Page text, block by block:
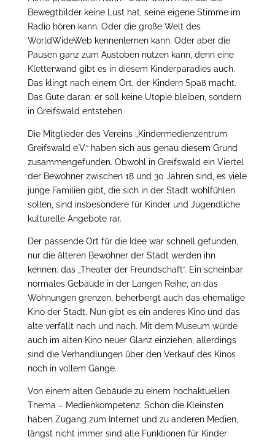
Bewegtbilder keine Lust hat, seine eigene Stimme im
Radio hören kann. Oder die große Welt des
WorldWideWeb kennenlernen kann. Oder aber die
Pausen ganz zum Austoben nutzen kann, denn eine
Kletterwand gibt es in diesem Kinderparadies auch.
Das klingt nach einem Ort, der Kindern Spaß macht.
Das Gute daran: er soll keine Utopie bleiben, sondern
in Greifswald entstehen.
Die Mitglieder des Vereins „Kindermedienzentrum
Greifswald e.V.“ haben sich aus genau diesem Grund
zusammengefunden. Obwohl in Greifswald ein Viertel
der Bewohner zwischen 18 und 30 Jahren sind, es viele
junge Familien gibt, die sich in der Stadt wohlfühlen
sollen, sind insbesondere für Kinder und Jugendliche
kulturelle Angebote rar.
Der passende Ort für die Idee war schnell gefunden,
nur die älteren Bewohner der Stadt werden ihn
kennen: das „Theater der Freundschaft“. Ein scheinbar
normales Gebäude in der Langen Reihe, an das
Wohnungen grenzen, beherbergt auch das ehemalige
Kino der Stadt. Nun gibt es ein anderes Kino und das
alte verfällt nach und nach. Mit dem Museum würde
auch im alten Kino neuer Glanz einziehen, allerdings
sind die Verhandlungen über den Verkauf des Kinos
noch in vollem Gange.
Von einem alten Gebäude zu einem hochaktuellen
Thema – Medienkompetenz. Schon die Kleinsten
haben Zugang zum Internet und zu anderen Medien,
längst nicht immer sind alle Funktionen für Kinder